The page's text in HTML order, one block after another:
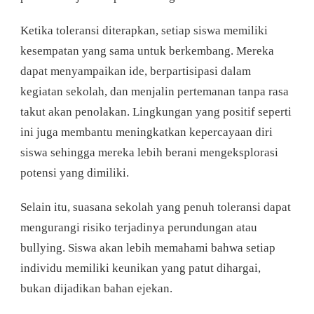
Ketika toleransi diterapkan, setiap siswa memiliki
kesempatan yang sama untuk berkembang. Mereka
dapat menyampaikan ide, berpartisipasi dalam
kegiatan sekolah, dan menjalin pertemanan tanpa rasa
takut akan penolakan. Lingkungan yang positif seperti
ini juga membantu meningkatkan kepercayaan diri
siswa sehingga mereka lebih berani mengeksplorasi
potensi yang dimiliki.
Selain itu, suasana sekolah yang penuh toleransi dapat
mengurangi risiko terjadinya perundungan atau
bullying. Siswa akan lebih memahami bahwa setiap
individu memiliki keunikan yang patut dihargai,
bukan dijadikan bahan ejekan.